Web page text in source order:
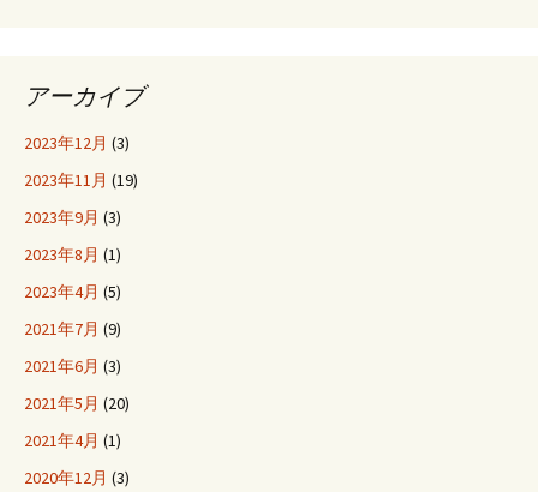
アーカイブ
2023年12月 (3)
2023年11月 (19)
2023年9月 (3)
2023年8月 (1)
2023年4月 (5)
2021年7月 (9)
2021年6月 (3)
2021年5月 (20)
2021年4月 (1)
2020年12月 (3)